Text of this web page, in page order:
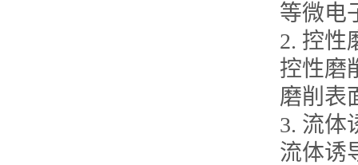
等微电
2. 控性
控性磨
磨削表
3. 流体
流体诱